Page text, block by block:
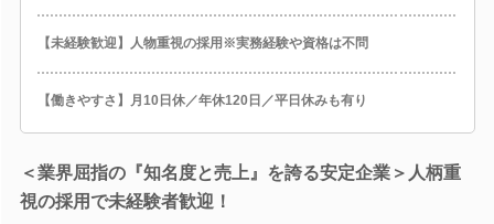
【未経験歓迎】人物重視の採用※実務経験や資格は不問
【働きやすさ】月10日休／年休120日／平日休みも有り
＜業界屈指の『知名度と売上』を誇る安定企業＞人柄重
視の採用で未経験者歓迎！